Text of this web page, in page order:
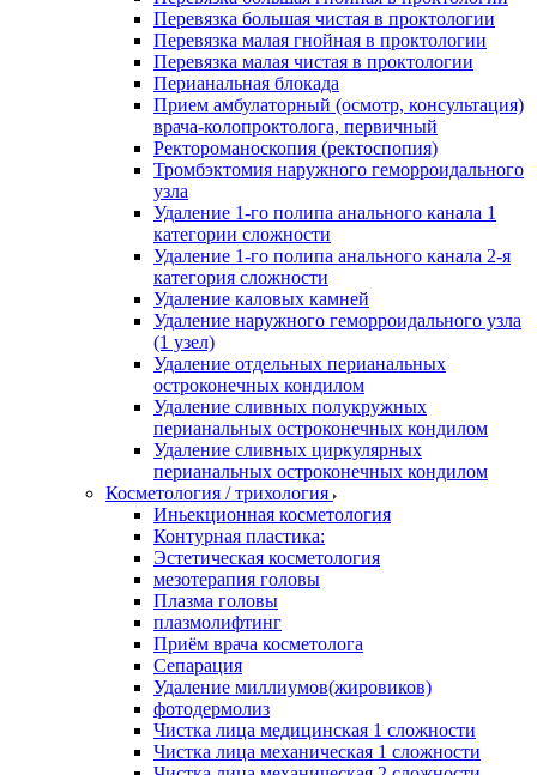
Перевязка большая чистая в проктологии
Перевязка малая гнойная в проктологии
Перевязка малая чистая в проктологии
Перианальная блокада
Прием амбулаторный (осмотр, консультация)
врача-колопроктолога, первичный
Ректороманоскопия (ректоспопия)
Тромбэктомия наружного геморроидального
узла
Удаление 1-го полипа анального канала 1
категории сложности
Удаление 1-го полипа анального канала 2-я
категория сложности
Удаление каловых камней
Удаление наружного геморроидального узла
(1 узел)
Удаление отдельных перианальных
остроконечных кондилом
Удаление сливных полукружных
перианальных остроконечных кондилом
Удаление сливных циркулярных
перианальных остроконечных кондилом
Косметология / трихология
Иньекционная косметология
Контурная пластика:
Эстетическая косметология
мезотерапия головы
Плазма головы
плазмолифтинг
Приём врача косметолога
Сепарация
Удаление миллиумов(жировиков)
фотодермолиз
Чистка лица медицинская 1 сложности
Чистка лица механическая 1 сложности